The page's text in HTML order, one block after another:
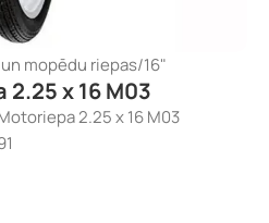
mopēdu riepas/16"
x 16 M03
2.25 x 16 M03